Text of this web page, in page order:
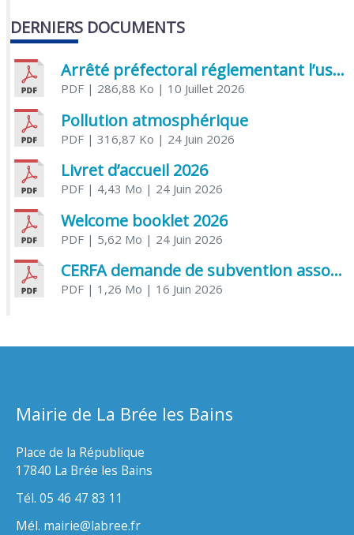
DERNIERS DOCUMENTS
Arrêté préfectoral réglementant l’usage de l’eau
PDF| 286,88 Ko | 10 Juillet 2026
Pollution atmosphérique
PDF| 316,87 Ko | 24 Juin 2026
Livret d’accueil 2026
PDF| 4,43 Mo | 24 Juin 2026
Welcome booklet 2026
PDF| 5,62 Mo | 24 Juin 2026
CERFA demande de subvention association
PDF| 1,26 Mo | 16 Juin 2026
Mairie de La Brée les Bains
Place de la République
17840 La Brée les Bains
Tél. 05 46 47 83 11
Mél. mairie@labree.fr